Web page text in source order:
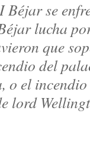
se
lucha
que
del
o el
lord